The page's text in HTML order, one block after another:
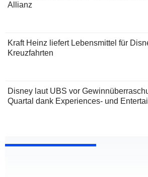
Allianz
Kraft Heinz liefert Lebensmittel für
Kreuzfahrten
Disney laut UBS vor
Quartal dank Experiences- und